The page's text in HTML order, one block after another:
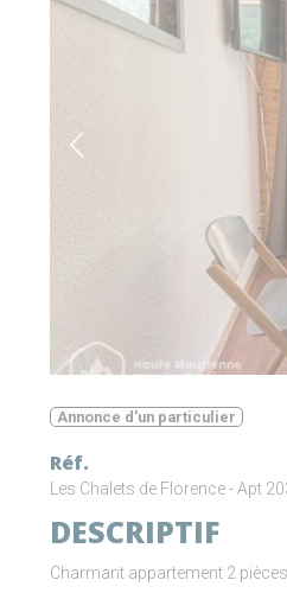
Annonce d'un particulier
Réf.
Les Chalets de Florence - Apt
DESCRIPTIF
Charmant appartement 2